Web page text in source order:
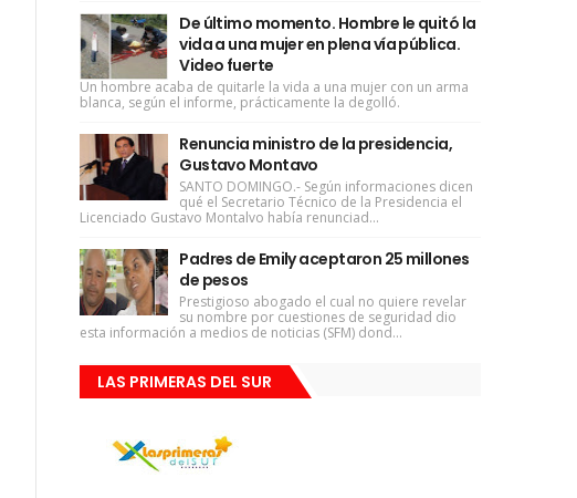
De último momento. Hombre le quitó la
vida a una mujer en plena vía pública.
Video fuerte
Un hombre acaba de quitarle la vida a una mujer con un arma
blanca, según el informe, prácticamente la degolló.
Renuncia ministro de la presidencia,
Gustavo Montavo
SANTO DOMINGO.- Según informaciones dicen
qué el Secretario Técnico de la Presidencia el
Licenciado Gustavo Montalvo había renunciad...
Padres de Emily aceptaron 25 millones
de pesos
Prestigioso abogado el cual no quiere revelar
su nombre por cuestiones de seguridad dio
esta información a medios de noticias (SFM) dond...
LAS PRIMERAS DEL SUR